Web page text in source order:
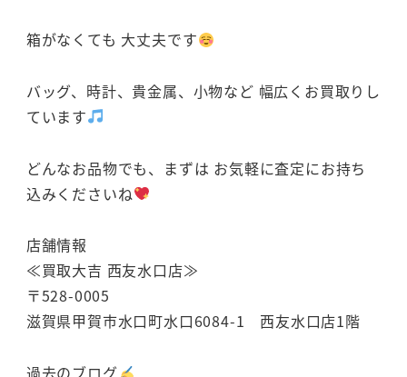
箱がなくても 大丈夫です
バッグ、時計、貴金属、小物など 幅広くお買取りし
ています
どんなお品物でも、まずは お気軽に査定にお持ち
込みくださいね
店舗情報
≪買取大吉 西友水口店≫
〒528-0005
滋賀県甲賀市水口町水口6084-1 西友水口店1階
過去のブログ